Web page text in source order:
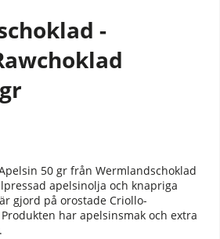
-
50 gr från Wermlandschoklad
apelsinolja och knapriga
gjord på orostade Criollo-
har apelsinsmak och extra